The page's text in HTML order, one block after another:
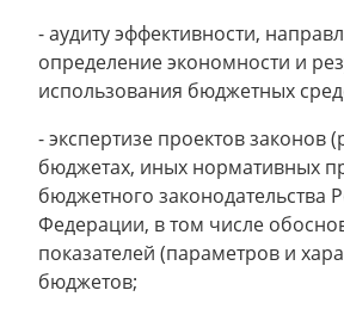
- аудиту эффективности,
определение экономности и
использования бюджетных
- экспертизе проектов законов
бюджетах, иных нормативных
бюджетного законодательства
Федерации, в том числе
показателей (параметров и
бюджетов;